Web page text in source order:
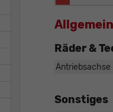
Räder &
Antriebsachse
Sonstiges